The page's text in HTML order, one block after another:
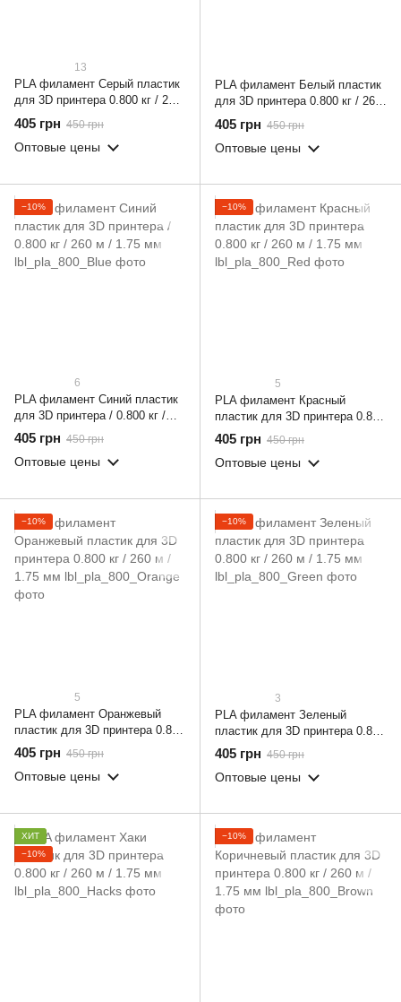
13
PLA филамент Серый пластик
для 3D принтера 0.800 кг / 260
м / 1.75 мм
405 грн 450 грн
Оптовые цены
PLA филамент Белый пластик
для 3D принтера 0.800 кг / 260
м / 1.75 мм
405 грн 450 грн
Оптовые цены
−10%
6
PLA филамент Синий пластик
для 3D принтера / 0.800 кг /
260 м / 1.75 мм
405 грн 450 грн
Оптовые цены
−10%
5
PLA филамент Красный
пластик для 3D принтера 0.800
кг / 260 м / 1.75 мм
405 грн 450 грн
Оптовые цены
−10%
5
PLA филамент Оранжевый
пластик для 3D принтера 0.800
кг / 260 м / 1.75 мм
405 грн 450 грн
Оптовые цены
−10%
3
PLA филамент Зеленый
пластик для 3D принтера 0.800
кг / 260 м / 1.75 мм
405 грн 450 грн
Оптовые цены
ХИТ
−10%
−10%